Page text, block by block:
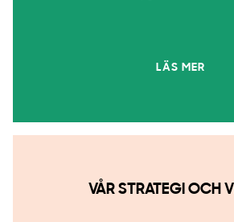
LÄS MER
VÅR STRATEGI OCH